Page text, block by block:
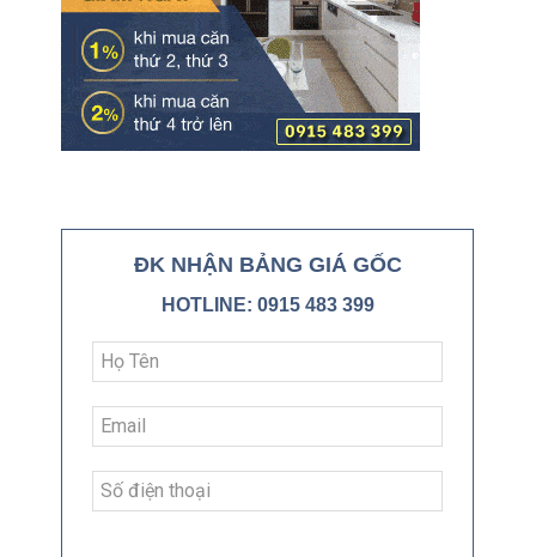
ĐK NHẬN BẢNG GIÁ GỐC
HOTLINE: 0915 483 399